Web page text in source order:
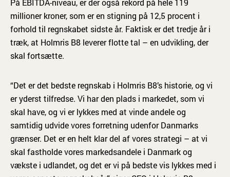
På EBITDA-niveau, er der også rekord på hele 119
millioner kroner, som er en stigning på 12,5 procent i
forhold til regnskabet sidste år. Faktisk er det tredje år i
træk, at Holmris B8 leverer flotte tal – en udvikling, der
skal fortsætte.
“Det er det bedste regnskab i Holmris B8’s historie, og vi
er yderst tilfredse. Vi har den plads i markedet, som vi
skal have, og vi er lykkes med at vinde andele og
samtidig udvide vores forretning udenfor Danmarks
grænser. Det er en helt klar del af vores strategi – at vi
skal fastholde vores markedsandele i Danmark og
vækste i udlandet, og det er vi på bedste vis lykkes med i